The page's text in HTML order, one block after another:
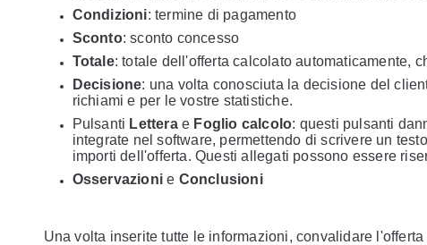
Condizioni: termine di pagamento
Sconto: sconto concesso
Totale: totale dell'offerta calcolato automaticamente,
Decisione: una volta conosciuta la decisione del
richiami e per le vostre statistiche.
Pulsanti Letterae Foglio calcolo: questi pulsanti
integrate nel software, permettendo di scrivere un
importi dell'offerta. Questi allegati possono essere
Osservazioni e Conclusioni
Una volta inserite tutte le informazioni, convalidare